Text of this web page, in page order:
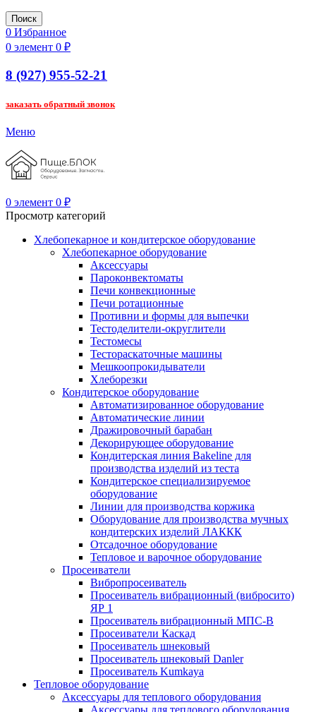
Поиск
0 Избранное
0 элемент 0 ₽
8 (927) 955-52-21
заказать обратный звонок
Меню
0 элемент 0 ₽
Просмотр категорий
Хлебопекарное и кондитерское оборудование
Хлебопекарное оборудование
Аксессуары
Пароконвектоматы
Печи конвекционные
Печи ротационные
Противни и формы для выпечки
Тестоделители-округлители
Тестомесы
Тестораскаточные машины
Мешкоопрокидыватели
Хлеборезки
Кондитерское оборудование
Автоматизированное оборудование
Автоматические линии
Дражировочный барабан
Декорирующее оборудование
Кондитерская линия Bakeline для
производства изделий из теста
Кондитерское специализируемое
оборудование
Линии для производства коржика
Оборудование для производства мучных
кондитерских изделий ЛАККК
Отсадочное оборудование
Тепловое и варочное оборудование
Просеиватели
Вибропросеиватель
Просеиватель вибрационный (вибросито)
ЯР 1
Просеиватель вибрационный МПС-В
Просеиватели Каскад
Просеиватель шнековый
Просеиватель шнековый Danler
Просеиватель Kumkaya
Тепловое оборудование
Аксессуары для теплового оборудования
Аксессуары для теплового оборудования